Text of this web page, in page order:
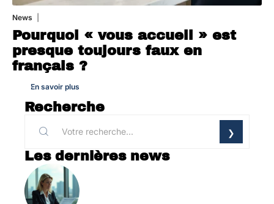
News
Pourquoi « vous accueil » est
presque toujours faux en
français ?
En savoir plus
Recherche
Les dernières news